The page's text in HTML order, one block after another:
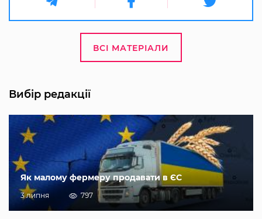
ВСІ МАТЕРІАЛИ
Вибір редакції
Як малому фермеру продавати в ЄС
3 липня 797